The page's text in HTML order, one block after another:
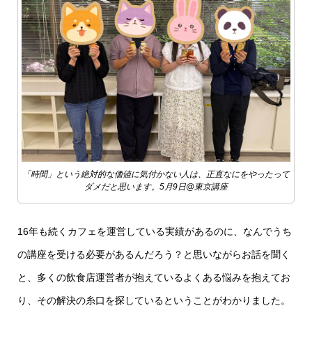
「時間」という絶対的な価値に気付かない人は、正直なにをやったって
ダメだと思います。5月9日@東京講座
16年も続くカフェを運営している実績があるのに、なんでうち
の講座を受ける必要があるんだろう？と思いながらお話を聞く
と、多くの飲食店運営者が抱えているよくある悩みを抱えてお
り、その解決の糸口を探しているということがわかりました。